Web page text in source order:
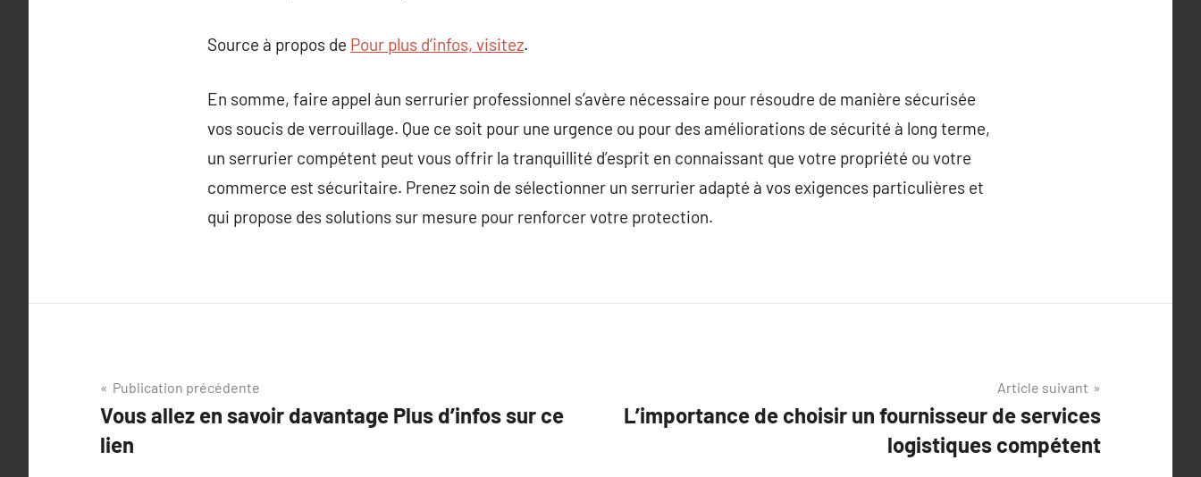
Source à propos de Pour plus d’infos, visitez.
En somme, faire appel àun serrurier professionnel s’avère nécessaire pour résoudre de manière sécurisée
vos soucis de verrouillage. Que ce soit pour une urgence ou pour des améliorations de sécurité à long terme,
un serrurier compétent peut vous offrir la tranquillité d’esprit en connaissant que votre propriété ou votre
commerce est sécuritaire. Prenez soin de sélectionner un serrurier adapté à vos exigences particulières et
qui propose des solutions sur mesure pour renforcer votre protection.
Navigation
de
l’article
Publication précédente
Vous allez en savoir davantage Plus d’infos sur ce
lien
Article suivant
L’importance de choisir un fournisseur de services
logistiques compétent